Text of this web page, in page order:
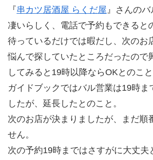
『串カツ居酒屋 らくだ屋』さんの
凄いらしく、電話で予約もできると
待っているだけでは暇だし、次のお
悩んで探していたところだったので
してみると19時以降ならOKとのこと
ガイドブックではバル営業は19時ま
したが、延長したとのこと。
次のお店が決まりましたが、まだ順
せん。
次の予約19時まではさすがに大丈夫